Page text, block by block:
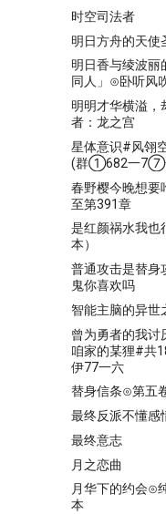
时空司法者
明日方舟的天使
明日香与绫波丽
同人」⊙卧听风
明明才华横溢，
者：龙之宫
星体意识#风翎
(群①682一7⑦
春野樱今晚想
至第391章
是红颜祸水我也
本）
普通攻击是替身
鬼你喜欢吗
智能主脑的异世
曾为勇者的我讨
咱家的某狸#共
伊77一六
替身信条⊙第五
最终反派不懂
最终意志
月之恋曲
月华下的约会⊙
本